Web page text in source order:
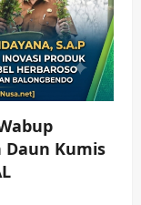
Daun Kumis